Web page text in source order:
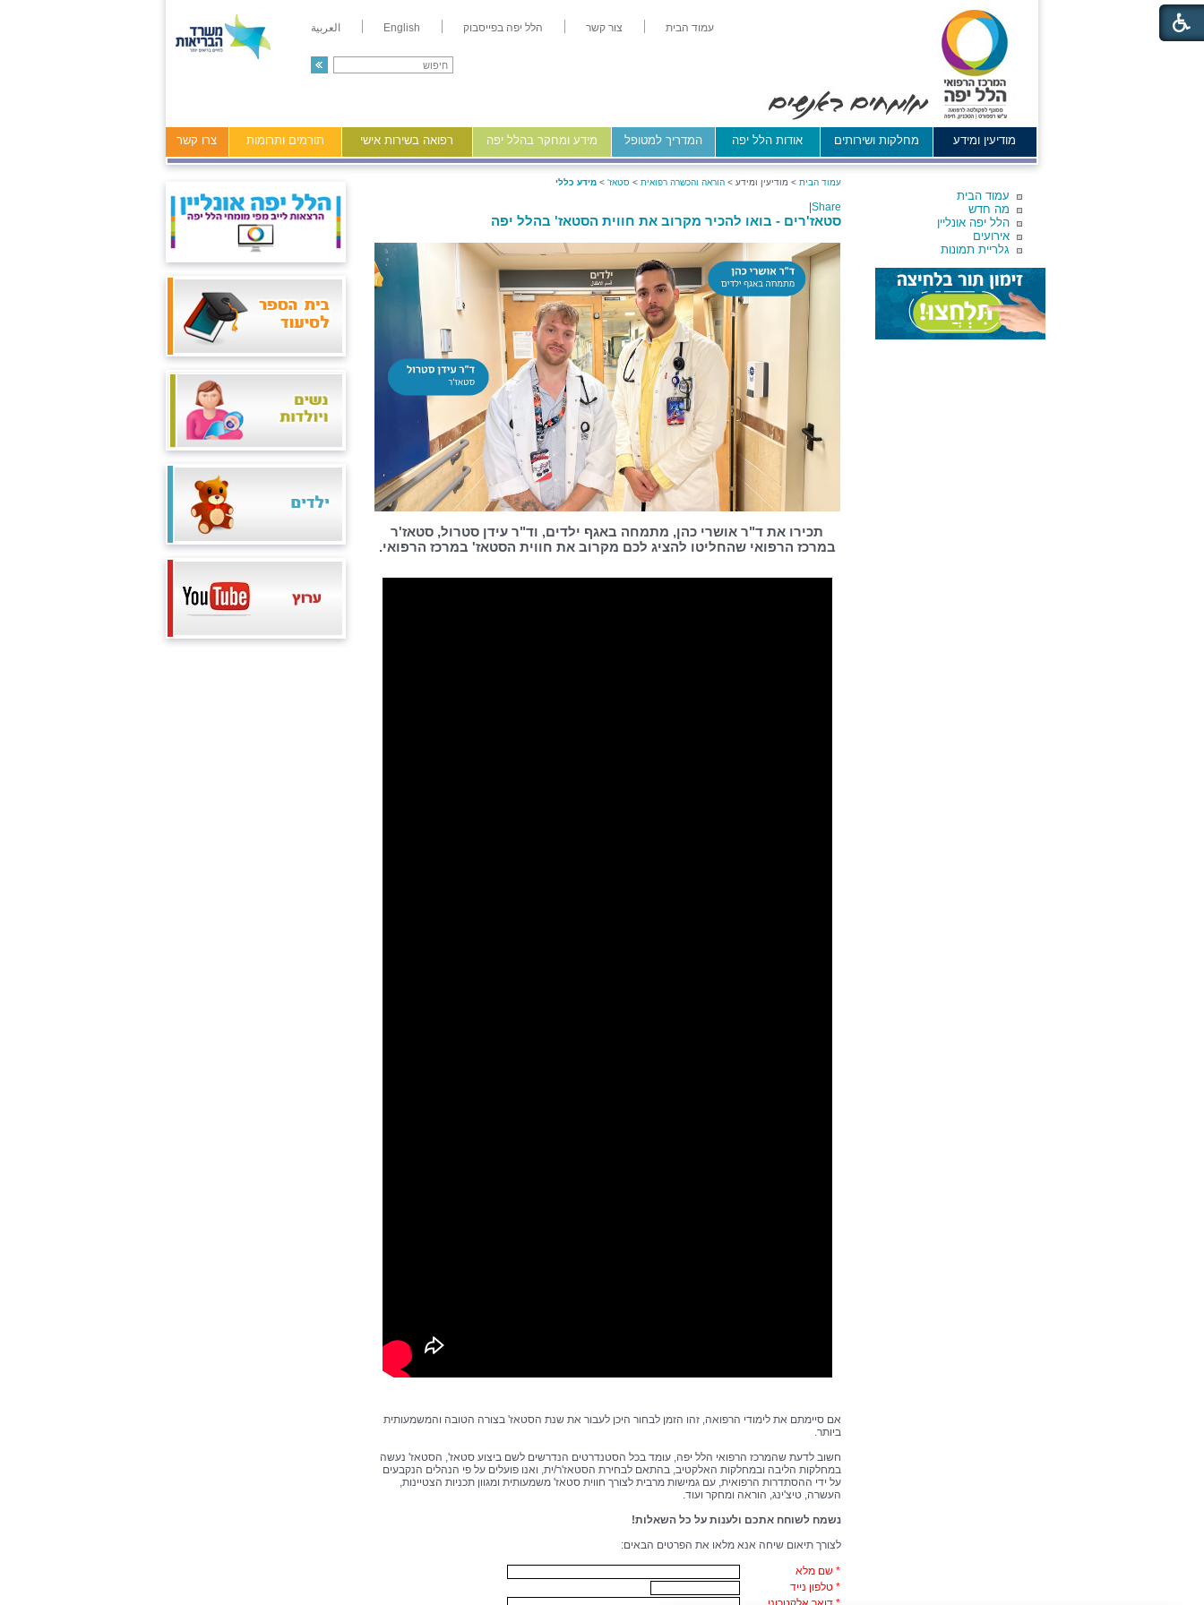
עמוד הבית צור קשר הלל יפה בפייסבוק English العربية
מודיעין ומידע מחלקות ושירותים אודות הלל יפה המדריך למטופל מידע ומחקר בהלל יפה רפואה בשירות אישי תורמים ותרומות צרו קשר
עמוד הבית
מה חדש
הלל יפה אונליין
אירועים
גלריית תמונות
עמוד הבית > מודיעין ומידע > הוראה והכשרה רפואית > סטאז' > מידע כללי
Share
סטאז'רים - בואו להכיר מקרוב את חווית הסטאז' בהלל יפה
תכירו את ד"ר אושרי כהן, מתמחה באגף ילדים, וד"ר עידן סטרול, סטאז'ר
במרכז הרפואי שהחליטו להציג לכם מקרוב את חווית הסטאז' במרכז הרפואי.
אם סיימתם את לימודי הרפואה, זהו הזמן לבחור היכן לעבור את שנת הסטאז' בצורה הטובה והמשמעותית
ביותר.
חשוב לדעת שהמרכז הרפואי הלל יפה, עומד בכל הסטנדרטים הנדרשים לשם ביצוע סטאז', הסטאז' נעשה
במחלקות הליבה ובמחלקות האלקטיב, בהתאם לבחירת הסטאז'ר/ית, ואנו פועלים על פי הנהלים הנקבעים
על ידי ההסתדרות הרפואית, עם גמישות מרבית לצורך חווית סטאז' משמעותית ומגוון תכניות הצטיינות,
העשרה, טיצ'ינג, הוראה ומחקר ועוד.
נשמח לשוחח אתכם ולענות על כל השאלות!
לצורך תיאום שיחה אנא מלאו את הפרטים הבאים:
* שם מלא
* טלפון נייד